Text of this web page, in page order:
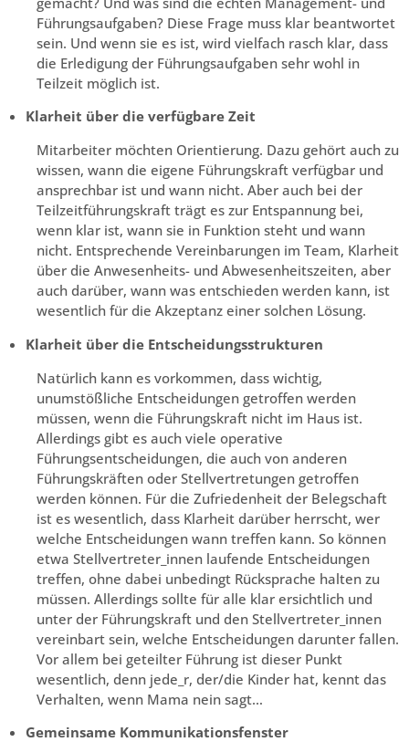
Führungsaufgaben? Diese Frage muss klar beantwortet
sein. Und wenn sie es ist, wird vielfach rasch klar, dass
die Erledigung der Führungsaufgaben sehr wohl in
Teilzeit möglich ist.
Klarheit über die verfügbare Zeit
Mitarbeiter möchten Orientierung. Dazu gehört auch zu
wissen, wann die eigene Führungskraft verfügbar und
ansprechbar ist und wann nicht. Aber auch bei der
Teilzeitführungskraft trägt es zur Entspannung bei,
wenn klar ist, wann sie in Funktion steht und wann
nicht. Entsprechende Vereinbarungen im Team, Klarheit
über die Anwesenheits- und Abwesenheitszeiten, aber
auch darüber, wann was entschieden werden kann, ist
wesentlich für die Akzeptanz einer solchen Lösung.
Klarheit über die Entscheidungsstrukturen
Natürlich kann es vorkommen, dass wichtig,
unumstößliche Entscheidungen getroffen werden
müssen, wenn die Führungskraft nicht im Haus ist.
Allerdings gibt es auch viele operative
Führungsentscheidungen, die auch von anderen
Führungskräften oder Stellvertretungen getroffen
werden können. Für die Zufriedenheit der Belegschaft
ist es wesentlich, dass Klarheit darüber herrscht, wer
welche Entscheidungen wann treffen kann. So können
etwa Stellvertreter_innen laufende Entscheidungen
treffen, ohne dabei unbedingt Rücksprache halten zu
müssen. Allerdings sollte für alle klar ersichtlich und
unter der Führungskraft und den Stellvertreter_innen
vereinbart sein, welche Entscheidungen darunter fallen.
Vor allem bei geteilter Führung ist dieser Punkt
wesentlich, denn jede_r, der/die Kinder hat, kennt das
Verhalten, wenn Mama nein sagt…
Gemeinsame Kommunikationsfenster